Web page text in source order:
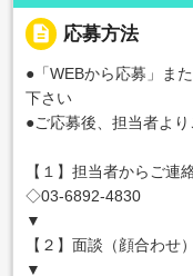
description 応募方法
●「WEBから応募」ま
下さい
●ご応募後、担当者よ
【１】担当者からご連
◇03-6892-4830
▼
【２】面談（顔合わせ）
▼